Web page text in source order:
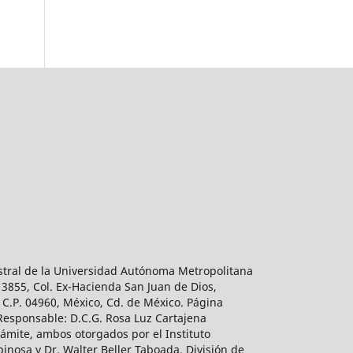
de la Universidad Autónoma Metropolitana
Col. Ex-Hacienda San Juan de Dios,
04960, México, Cd. de México. Página
D.C.G. Rosa Luz Cartajena
ambos otorgados por el Instituto
y Dr. Walter Beller Taboada, División de